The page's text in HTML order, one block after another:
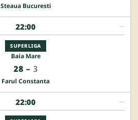
Steaua Bucuresti
22:00
SUPERLIGA
Baia Mare
28 – 3
Farul Constanta
—
22:00 —